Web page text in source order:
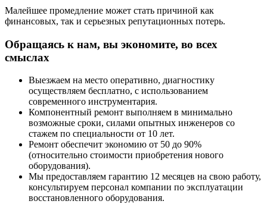
Малейшее промедление может стать причиной как
финансовых, так и серьезных репутационных потерь.
Обращаясь к нам, вы экономите, во всех
смыслах
Выезжаем на место оперативно, диагностику
осуществляем бесплатно, с использованием
современного инструментария.
Компонентный ремонт выполняем в минимально
возможные сроки, силами опытных инженеров со
стажем по специальности от 10 лет.
Ремонт обеспечит экономию от 50 до 90%
(относительно стоимости приобретения нового
оборудования).
Мы предоставляем гарантию 12 месяцев на свою работу,
консультируем персонал компании по эксплуатации
восстановленного оборудования.